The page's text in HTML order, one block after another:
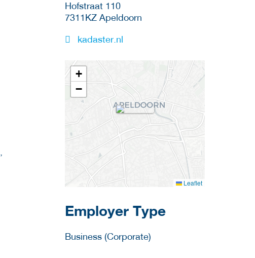
Hofstraat 110
7311KZ Apeldoorn
kadaster.nl
+
−
Leaflet
Employer Type
Business (Corporate)